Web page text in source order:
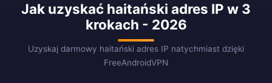
Jak uzyskać haitański adres IP w 3
krokach - 2026
Uzyskaj darmowy haitański adres IP natychmiast dzięki
FreeAndroidVPN